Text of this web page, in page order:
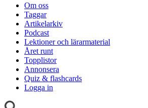
Om oss
Taggar
Artikelarkiv
Podcast
Lektioner och lärarmaterial
Året runt
Topplistor
Annonsera
Quiz & flashcards
Logga in